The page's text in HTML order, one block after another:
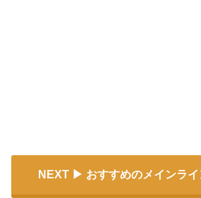
NEXT おすすめのメインライ